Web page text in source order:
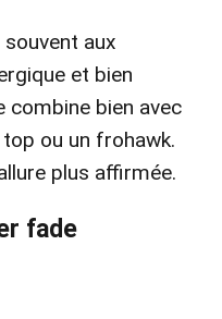
aux
et bien
combine bien avec
ou un frohawk.
plus affirmée.
fade